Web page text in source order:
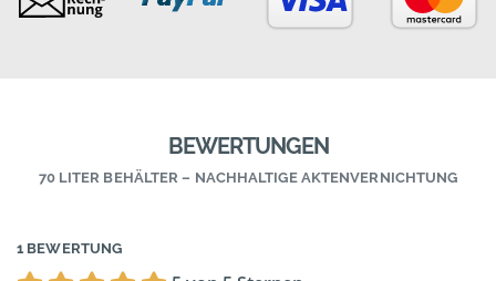
BEWERTUNGEN
70 LITER BEHÄLTER – NACHHALTIGE AKTENVERNICHTUNG
1 BEWERTUNG